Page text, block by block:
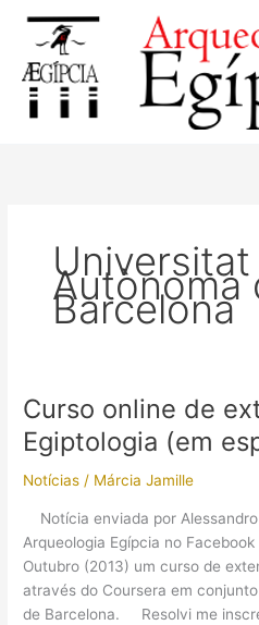
conteúdo
Universitat
Autònoma
Barcelona
Curso online de
Egiptologia (em
Notícias / Márcia Jamille
Notícia enviada por
Arqueologia Egípcia no
Outubro (2013) um curso de
através do Coursera em
de Barcelona. Resolvi me